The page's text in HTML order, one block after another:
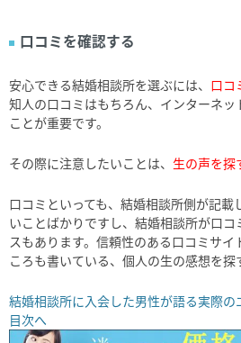
口コミを確認する
安心できる結婚相談所を選ぶには、 口コ
知人の口コミはもちろん、インターネッ
ことが重要です。
その際に注意したいことは、 生の声を探
口コミといっても、結婚相談所側が記載
いことばかりですし、結婚相談所が口
スもあります。信頼性のある口コミサ
ころも書いている、個人の生の感想を探
結婚相談所に入会した男性が語る実際の
目次へ